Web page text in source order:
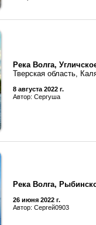
Река Волга,
Тверская область,
8 августа 2022 г.
Автор: Сергуша
Река Волга,
26 июня 2022 г.
Автор: Сергей0903